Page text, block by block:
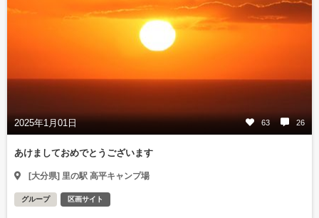
2025年1月01日 63 26
あけましておめでとうございます
[大分県] 里の駅 高平キャンプ場
グループ 区画サイト